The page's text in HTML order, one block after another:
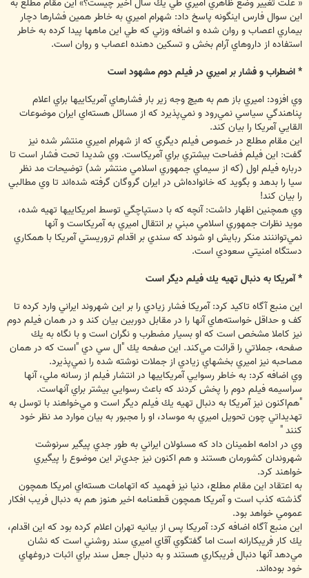
« علت تغيير وضع ظاهري اميري طي يك سال اخير چيست؟» اين مقام مطلع به
اين سوال فارس اينگونه پاسخ داد: شهرام اميري به خاطر همين فشارها دچار
بيماري اعصاب و روان شده و اضافه وزني كه طي اين ماهها پيدا كرده به خاطر
استفاده از داروهاي آرام بخش و تسكين دهنده اعصاب و روان است.
* اضطراب و فشار بر اميري در فيلم دوم مشهود است
وي افزود: اميري باز هم به هيچ وجه زير بار فشارهاي آمريكاييها براي اعلام
پناهندگي سياسي نمي‌رود و نمي‌پذيرد كه از مسائل هسته‌اي ايران موضوعات
القايي آمريكا را بيان كند.
اين مقام مطلع در خصوص فيلم ديگري كه از شهرام اميري منتشر شده نيز
گفت: اين فيلم فضاحت بيشتري براي آمريكاست. وي شديدا تحت فشار است تا
درباره فيلم اول (كه از سيماي جمهوري اسلامي منتشر شد) توضيحات مد نظر
سيا را بدهد و بگويد كه خانواده‌اش در ايران گروگان گرفته شده‌اند تا وي مطالبي
را بيان كند!
وي همچنين اظهار داشت: آنچه كه با دستپاچگي توسط امريكاييها تهيه شده،
مويد نظرات جمهوري اسلامي مبني بر انتقال اميري به آمريكاست و آنها
نمي‌تواننند منكر ربايش او شوند كه سندي بر اقدام تروريستي آمريكا با همكاري
دستگاه امنيتي سعودي است.
* آمريكا به دنبال تهيه يك فيلم ديگر است
اين منبع آگاه تاكيد كرد: آمريكا فشار زيادي را بر اين شهروند ايراني وارد كرده تا
كف و حداقل خواسته‌هاي آنها را در مقابل دوربين بيان كند و در همان فيلم دوم
نيز كاملا مشخص است كه او بسيار مضطرب و نگران است و با نگاه به يك
صفحه، جملاتي را قرائت مي‌كند. اين صفحه يك "ال سي دي "است كه در همان
مصاحبه نيز اميري بخشهاي زيادي از جملات نوشته شده را نمي‌پذيرد.
وي اضافه كرد: به خاطر رسوايي آمريكاييها در انتشار فيلم از رسانه ملي، آنها
سراسيمه فيلم دوم را پخش كردند كه باعث رسوايي بيشتر براي آنهاست.
"هم‌اكنون نيز آمريكا به دنبال تهيه يك فيلم ديگر است و مي‌خواهند با توسل به
تهديداتي چون تحويل اميري به موساد، او را مجبور به بيان موارد مد نظر خود
كنند "
وي در ادامه اطمينان داد كه مسئولان ايراني به طور جدي پيگير سرنوشت
شهروندان كشورمان هستند و هم اكنون نيز جدي‌تر اين موضوع را پيگيري
خواهند كرد.
به اعتقاد اين مقام مطلع، دنيا نيز فهميد كه اتهامات هسته‌اي امريكا همچون
گذشته كذب است و آمريكا همچون قطعنامه اخير هنوز هم به دنبال فريب افكار
عمومي خواهد بود.
اين منبع آگاه اضافه كرد: آمريكا پس از بيانيه تهران اعلام كرده بود كه اين اقدام،
يك كار فريبكارانه است اما گفتگوي آقاي اميري سند روشني است كه نشان
مي‌دهد آنها دنبال فريبكاري هستند و به دنبال جعل سند براي اثبات دروغهاي
خود بوده‌اند.